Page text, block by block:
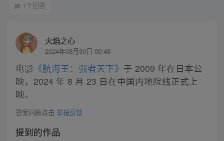
1个回答
火焰之心
2024年08月30日 00:48
电影 《航海王：强者天下》 于 2009 年在日本公
映，2024 年 8 月 23 日在中国内地院线正式上
映。
答案问题点击 举报反馈
提到的作品